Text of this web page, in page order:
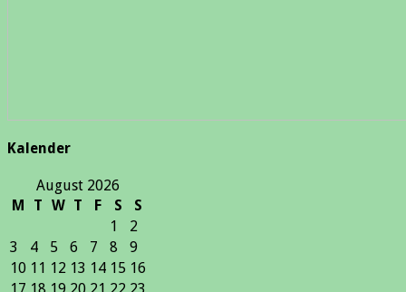
Kalender
August 2026
M
T W T F S
S
1
2
3
4 5 6 7 8
9
10 11 12 13 14 15 16
17 18 19 20 21 22 23